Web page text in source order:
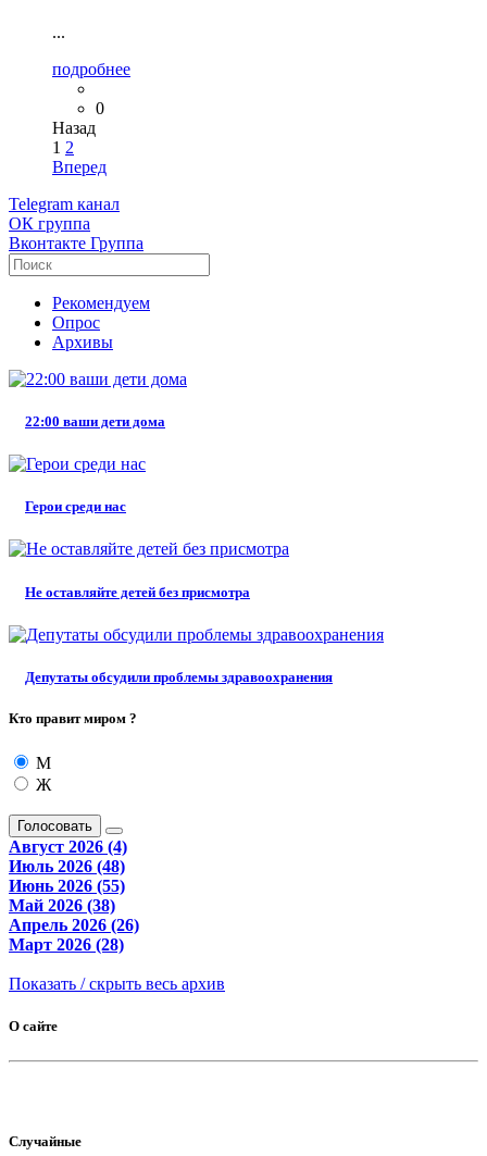
...
подробнее
0
Назад
1 2
Вперед
Telegram канал
ОК группа
Вконтакте Группа
Рекомендуем
Опрос
Архивы
22:00 ваши дети дома
Герои среди нас
Не оставляйте детей без присмотра
Депутаты обсудили проблемы здравоохранения
Кто правит миром ?
М
Ж
Голосовать
Август 2026 (4)
Июль 2026 (48)
Июнь 2026 (55)
Май 2026 (38)
Апрель 2026 (26)
Март 2026 (28)
Показать / скрыть весь архив
О сайте
Случайные